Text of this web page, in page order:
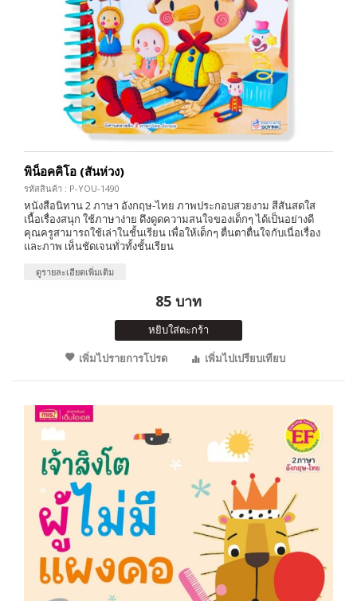
พิน็อคคิโอ (สันห่วง)
รหัสสินค้า : P-YOU-1490
หนังสือนิทาน 2 ภาษา อังกฤษ-ไทย ภาพประกอบสวยงาม สีสันสดใส
เนื้อเรื่องสนุก ใช้ภาษาง่าย ดึงดูดความสนใจของเด็กๆ ได้เป็นอย่างดี
คุณครูสามารถใช้เล่าในชั้นเรียน เพื่อให้เด็กๆ ตื่นตาตื่นใจกับเนื่อเรื่อง
และภาพ เห็นชัดเจนทั่วทั้งชั้นเรียน
ดูรายละเอียดเพิ่มเติม
85 บาท
หยิบใส่ตะกร้า
เพิ่มไปรายการโปรด
เพิ่มไปเปรียบเทียบ